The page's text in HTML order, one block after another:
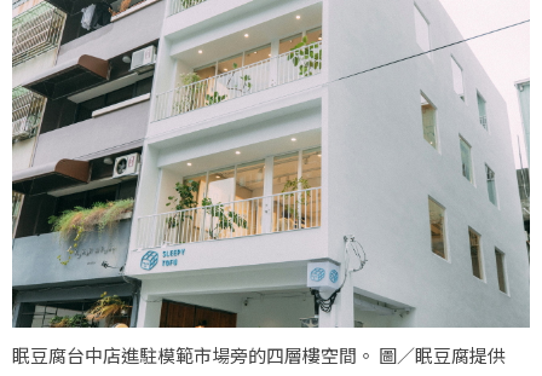
眠豆腐台中店進駐模範市場旁的四層樓空間。 圖／眠豆腐提供